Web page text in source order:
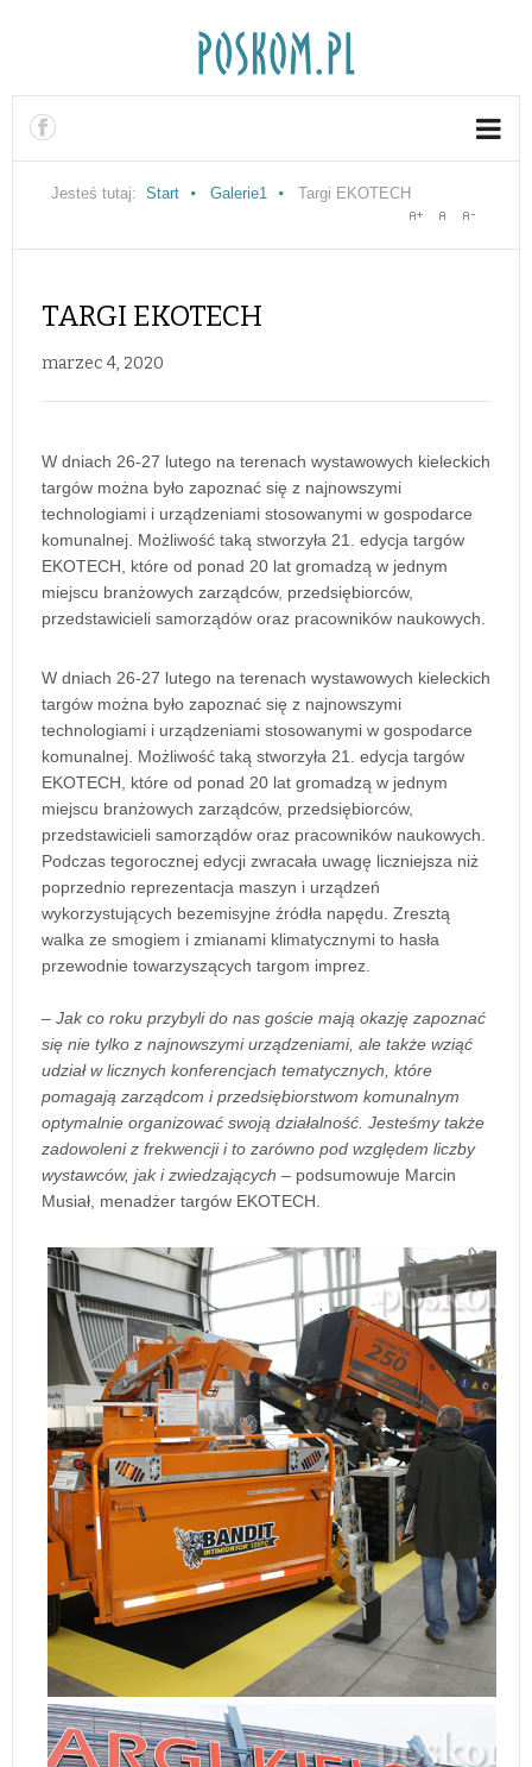
Jesteś tutaj: Start Galerie1 Targi EKOTECH
TARGI EKOTECH
marzec 4, 2020
W dniach 26-27 lutego na terenach wystawowych kieleckich
targów można było zapoznać się z najnowszymi
technologiami i urządzeniami stosowanymi w gospodarce
komunalnej. Możliwość taką stworzyła 21. edycja targów
EKOTECH, które od ponad 20 lat gromadzą w jednym
miejscu branżowych zarządców, przedsiębiorców,
przedstawicieli samorządów oraz pracowników naukowych.
W dniach 26-27 lutego na terenach wystawowych kieleckich
targów można było zapoznać się z najnowszymi
technologiami i urządzeniami stosowanymi w gospodarce
komunalnej. Możliwość taką stworzyła 21. edycja targów
EKOTECH, które od ponad 20 lat gromadzą w jednym
miejscu branżowych zarządców, przedsiębiorców,
przedstawicieli samorządów oraz pracowników naukowych.
Podczas tegorocznej edycji zwracała uwagę liczniejsza niż
poprzednio reprezentacja maszyn i urządzeń
wykorzystujących bezemisyjne źródła napędu. Zresztą
walka ze smogiem i zmianami klimatycznymi to hasła
przewodnie towarzyszących targom imprez.
– Jak co roku przybyli do nas goście mają okazję zapoznać
się nie tylko z najnowszymi urządzeniami, ale także wziąć
udział w licznych konferencjach tematycznych, które
pomagają zarządcom i przedsiębiorstwom komunalnym
optymalnie organizować swoją działalność. Jesteśmy także
zadowoleni z frekwencji i to zarówno pod względem liczby
wystawców, jak i zwiedzających – podsumowuje Marcin
Musiał, menadżer targów EKOTECH.